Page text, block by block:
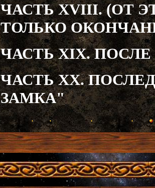
ЧАСТЬ XVIII. (ОТ
ТОЛЬКО
ЧАСТЬ XIX.
ЧАСТЬ XX.
ЗАМКА"